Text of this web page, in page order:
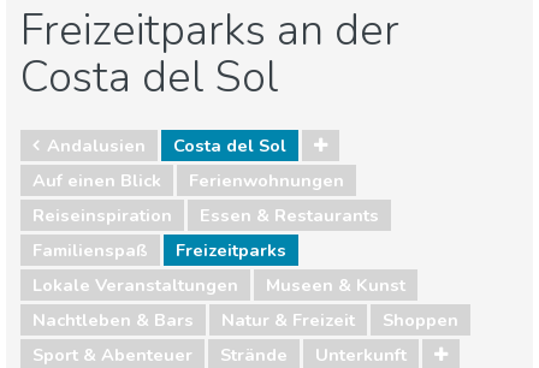
Freizeitparks an der
Costa del Sol
Andalusien
Costa del Sol
Auf einen Blick
Ferienwohnungen
Reiseinspiration
Essen & Restaurants
Familienspaß
Freizeitparks
Lokale Veranstaltungen
Museen & Kunst
Nachtleben & Bars
Natur & Freizeit
Shoppen
Sport & Abenteuer
Strände Unterkunft